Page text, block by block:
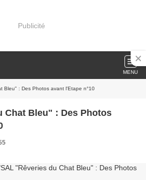
Publicité
MENU
Bleu" : Des Photos avant l'Etape n°10
Chat Bleu" : Des Photos